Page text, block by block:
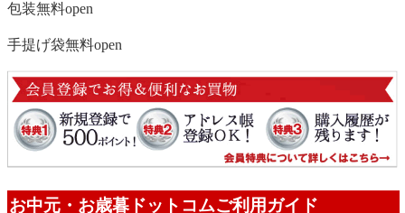
包装無料open
手提げ袋無料open
お中元・お歳暮ドットコムご利用ガイド